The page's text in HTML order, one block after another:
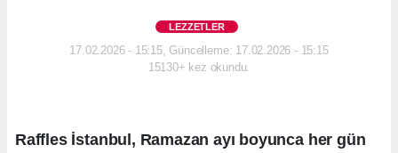
LEZZETLER
17.02.2026 - 15:15, Güncelleme: 17.02.2026 - 15:15
15130+ kez okundu.
Raffles İstanbul, Ramazan ayı boyunca her gün